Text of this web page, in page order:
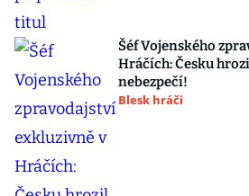
Šéf Vojenského
Hráčích: Česku
nebezpečí!
Blesk hráči